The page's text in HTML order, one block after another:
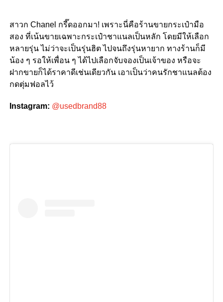
สาวก Chanel กรี๊ดออกมา! เพราะนี่คือร้านขายกระเป๋ามือ
สอง ที่เน้นขายเฉพาะกระเป๋าชาแนลเป็นหลัก โดยมีให้เลือก
หลายรุ่น ไม่ว่าจะเป็นรุ่นฮิต ไปจนถึงรุ่นหายาก ทางร้านก็มี
น้อง ๆ รอให้เพื่อน ๆ ได้ไปเลือกจับจองเป็นเจ้าของ หรือจะ
ฝากขายก็ได้ราคาดีเช่นเดียวกัน เอาเป็นว่าคนรักชาแนลต้อง
กดตุ่มฟอลไว้
Instagram: @usedbrand88